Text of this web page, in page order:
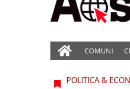
COMUNI
POLITICA &